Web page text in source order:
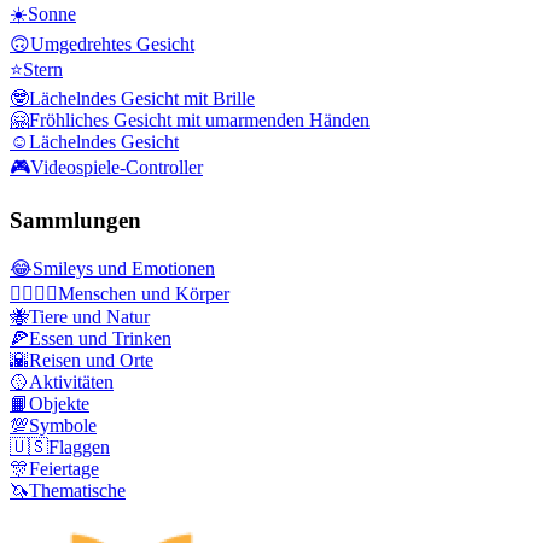
☀️Sonne
🙃Umgedrehtes Gesicht
⭐Stern
🤓Lächelndes Gesicht mit Brille
🤗Fröhliches Gesicht mit umarmenden Händen
☺️Lächelndes Gesicht
🎮Videospiele-Controller
Sammlungen
😂Smileys und Emotionen
👩‍❤️‍💋‍👨Menschen und Körper
🐝Tiere und Natur
🍕Essen und Trinken
🌇Reisen und Orte
🥎Aktivitäten
📙Objekte
💯Symbole
🇺🇸Flaggen
🎊Feiertage
🦄Thematische